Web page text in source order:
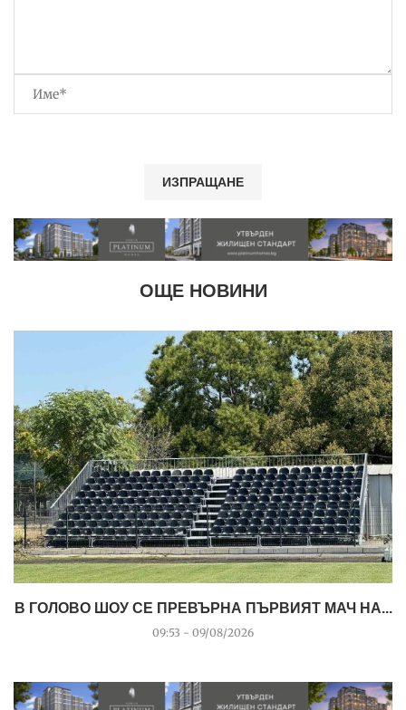
ОЩЕ НОВИНИ
В ГОЛОВО ШОУ СЕ ПРЕВЪРНА ПЪРВИЯТ МАЧ НА...
09:53 - 09/08/2026